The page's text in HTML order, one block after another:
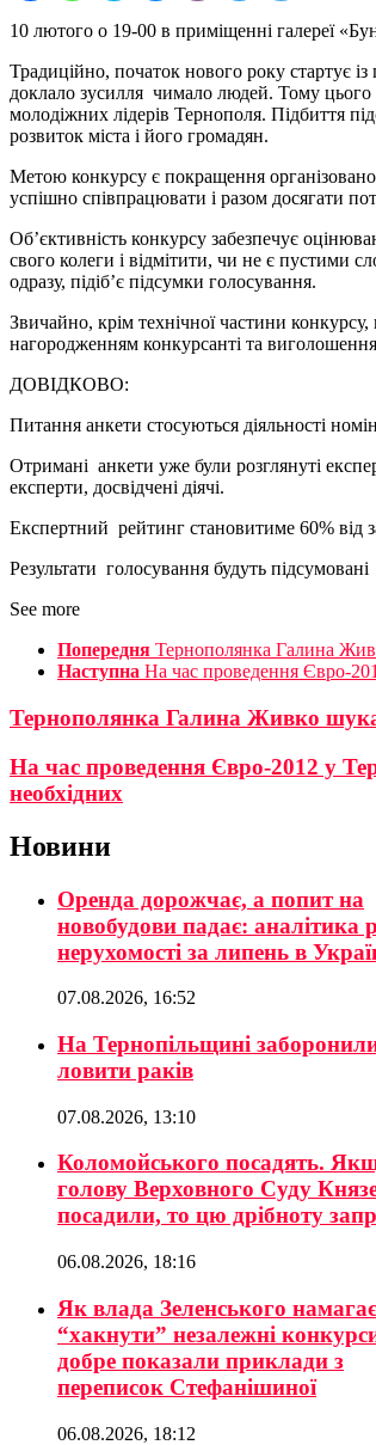
10 лютого о 19-00 в приміщенні галереї
Традиційно, початок нового року стартує
доклало зусилля чимало людей. Тому цього
молодіжних лідерів Тернополя. Підбиття
розвиток міста і його громадян.
Метою конкурсу є покращення
успішно співпрацювати і разом досягати
Об’єктивність конкурсу забезпечує
свого колеги і відмітити, чи не є пустими
одразу, підіб’є підсумки голосування.
Звичайно, крім технічної частини
нагородженням конкурсанті та
ДОВІДКОВО:
Питання анкети стосуються діяльності
Отримані анкети уже були розглянуті
експерти, досвідчені діячі.
Експертний рейтинг становитиме 60% від
Результати голосування будуть
See more
Попередня Тернополянка Галина
Наступна На час проведення Євро-
Тернополянка Галина Живко
На час проведення Євро-2012 у
необхідних
Новини
Оренда дорожчає, а попит на
новобудови падає: аналітика
нерухомості за липень в
07.08.2026, 16:52
На Тернопільщині
ловити раків
07.08.2026, 13:10
Коломойського посадять.
голову Верховного Суду
посадили, то цю дрібноту
06.08.2026, 18:16
Як влада Зеленського
“хакнути” незалежні
добре показали приклади з
переписок Стефанішиної
06.08.2026, 18:12